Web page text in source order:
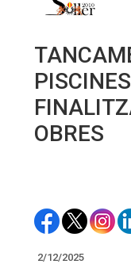
OBRES
2/12/2025